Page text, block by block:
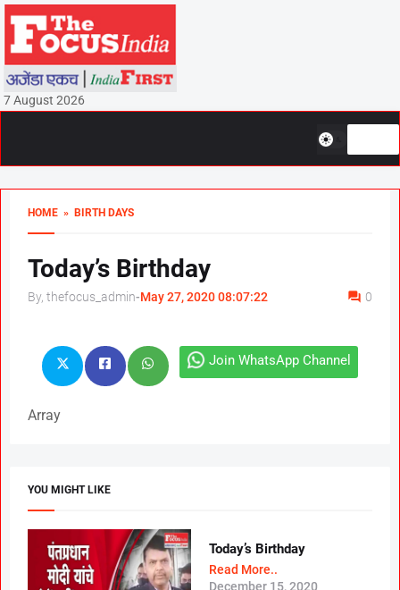
7 August 2026
HOME » BIRTH DAYS
Today’s Birthday
By, thefocus_admin-May 27, 2020 08:07:22 0
Join WhatsApp Channel
Array
YOU MIGHT LIKE
Today’s Birthday
Read More..
December 15, 2020